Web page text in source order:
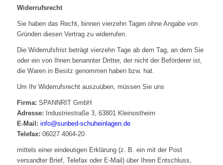
Widerrufsrecht
Sie haben das Recht, binnen vierzehn Tagen ohne Angabe von
Gründen diesen Vertrag zu widerrufen.
Die Widerrufsfrist beträgt vierzehn Tage ab dem Tag, an dem Sie
oder ein von Ihnen benannter Dritter, der nicht der Beförderer ist,
die Waren in Besitz genommen haben bzw. hat.
Um Ihr Widerrufsrecht auszuüben, müssen Sie uns
Firma: SPANNRIT GmbH
Adresse: Industriestraße 3, 63801 Kleinostheim
E-Mail: info@sunbed-schuheinlagen.de
Telefax: 06027 4064-20
mittels einer eindeutigen Erklärung (z. B. ein mit der Post
versandter Brief, Telefax oder E-Mail) über Ihren Entschluss,